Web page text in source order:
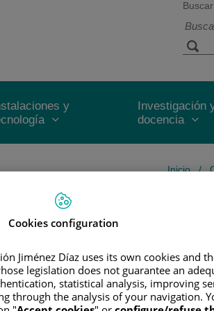
Buscar
y
Investigación
docencia
Inicio/
en la Universidad de Alcalá – Madrid (2015 -
en Hospital General Universitario Gregorio
Cookies configuration
Jiménez Díaz uses its own cookies and
legislation does not guarantee an
statistical analysis, improving
through the analysis of your navigation.